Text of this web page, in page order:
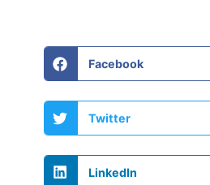
Facebook
Twitter
LinkedIn